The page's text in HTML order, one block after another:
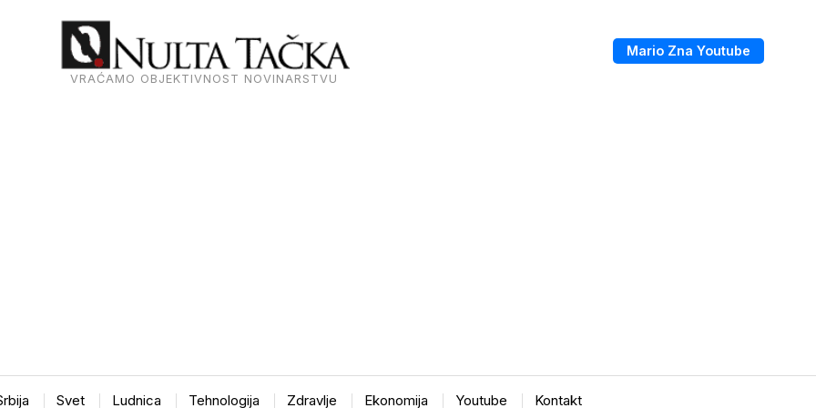
VRAĆAMO OBJEKTIVNOST NOVINARSTVU
Mario Zna Youtube
Svet Ludnica Tehnologija Zdravlje Ekonomija Youtube Kontakt